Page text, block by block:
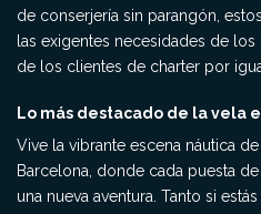
de conserjería sin parangón,
las exigentes necesidades de
de los clientes de charter por
Lo más destacado de la vela
Vive la vibrante escena náutica
Barcelona, donde cada puesta
una nueva aventura. Tanto si